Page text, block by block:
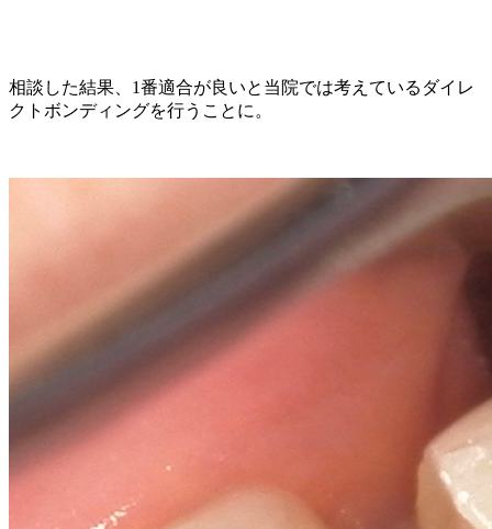
相談した結果、1番適合が良いと当院では考えているダイレ
クトボンディングを行うことに。